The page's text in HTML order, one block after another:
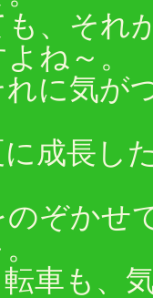
、それ
ね～。
に気が
成長し
ぞかせ
車も、